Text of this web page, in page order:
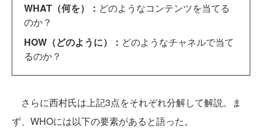
WHAT（何を）： どのようなコンテンツを当てる
のか？
HOW（どのように）： どのようなチャネルで当て
るのか？
さらに西村氏は上記3点をそれぞれ分解して解説。ま
ず、WHOには以下の要素があると語った。